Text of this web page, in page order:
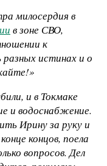
милосердия в
в зоне СВО,
к
разных истинах и о
и в Токмаке
и водоснабжение.
Ирину за руку и
концов, поела
вопросов. Дел